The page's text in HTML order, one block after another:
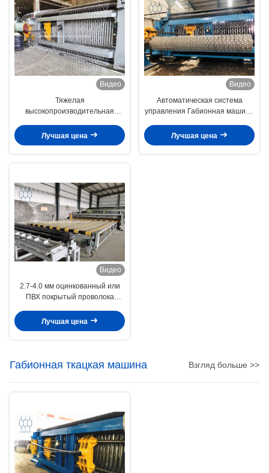
Видео
Тяжелая
высокопроизводительная
проволока габионная ткацкая
машина
Лучшая цена
Видео
Автоматическая система
управления Габионная машина
Лучшая цена
Видео
2.7-4.0 мм оцинкованный или
ПВХ покрытый проволока
машина Габионная машина
30кВт
Лучшая цена
Габионная ткацкая машина Взгляд больше >>